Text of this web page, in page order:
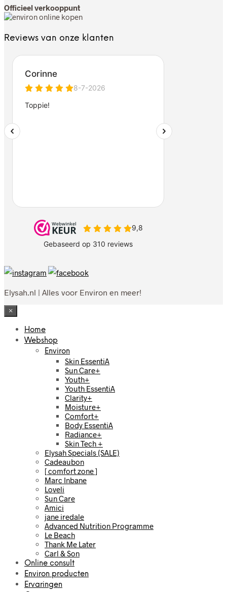
Officieel verkooppunt
Reviews van onze klanten
Elysah.nl | Alles voor Environ en meer!
×
Home
Webshop
Environ
Skin EssentiA
Sun Care+
Youth+
Youth EssentiA
Clarity+
Moisture+
Comfort+
Body EssentiA
Radiance+
Skin Tech +
Elysah Specials (SALE)
Cadeaubon
[ comfort zone ]
Marc Inbane
Loveli
Sun Care
Amici
jane iredale
Advanced Nutrition Programme
Le Beach
Thank Me Later
Carl & Son
Online consult
Environ producten
Ervaringen